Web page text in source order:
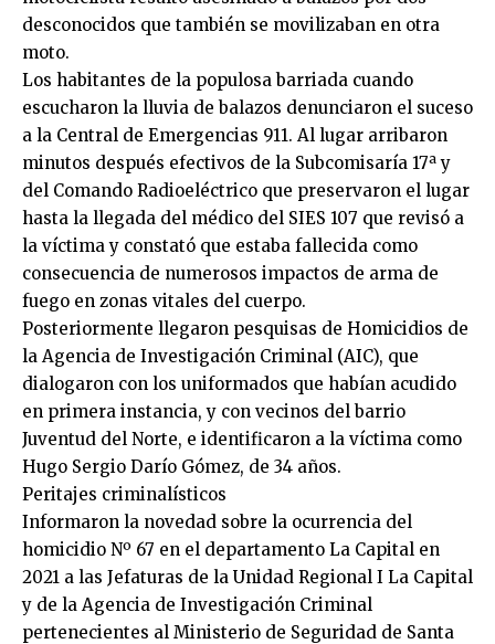
desconocidos que también se movilizaban en otra
moto.
Los habitantes de la populosa barriada cuando
escucharon la lluvia de balazos denunciaron el suceso
a la Central de Emergencias 911. Al lugar arribaron
minutos después efectivos de la Subcomisaría 17ª y
del Comando Radioeléctrico que preservaron el lugar
hasta la llegada del médico del SIES 107 que revisó a
la víctima y constató que estaba fallecida como
consecuencia de numerosos impactos de arma de
fuego en zonas vitales del cuerpo.
Posteriormente llegaron pesquisas de Homicidios de
la Agencia de Investigación Criminal (AIC), que
dialogaron con los uniformados que habían acudido
en primera instancia, y con vecinos del barrio
Juventud del Norte, e identificaron a la víctima como
Hugo Sergio Darío Gómez, de 34 años.
Peritajes criminalísticos
Informaron la novedad sobre la ocurrencia del
homicidio Nº 67 en el departamento La Capital en
2021 a las Jefaturas de la Unidad Regional I La Capital
y de la Agencia de Investigación Criminal
pertenecientes al Ministerio de Seguridad de Santa